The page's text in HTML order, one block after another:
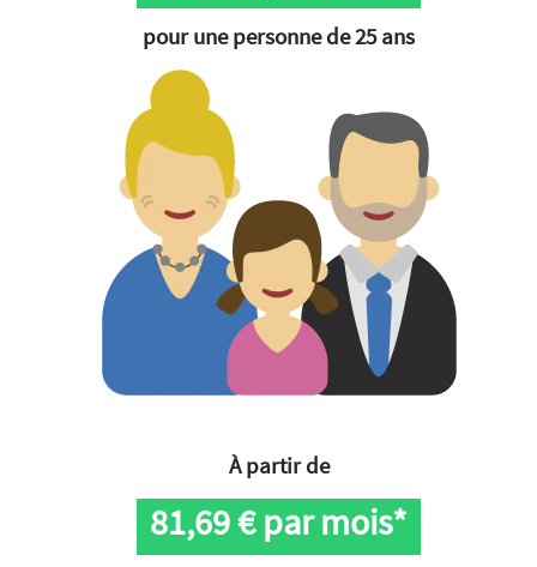
pour une personne de 25 ans
À partir de
81,69€ par mois*